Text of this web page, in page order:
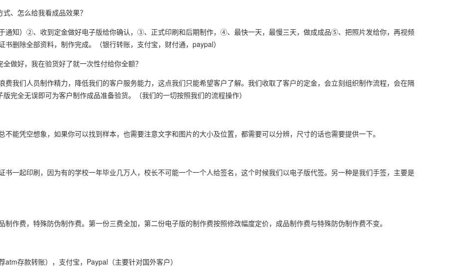
、怎么给我看成品效果？
通知）②、收到定金做好电子版给你确认，③、正式印刷和后期制作，④、最快一天，最慢三天，做成成品⑤、把照片发给你，再视频
删除全部资料，制作完成。（银行转账，支付宝，财付通，paypal）
做好，我在验货好了就一次性付给你全额？
我们人员制作精力，降低我们的客户服务能力，这点我们只能希望客户了解。我们收取了客户的定金，会立刻组织制作流程，会在隔
完全无误即可为客户制作成品准备验货。（我们的一切按照我们的流程操作）
能凭空想象，如果你可以找到样本，也需要注意文字和图片的大小及位置，都需要可以分辨，尺寸的话也需要提供一下。
一起印刷，因为有的学校一年毕业几万人，校长不可能一个一个人给签名，这个时候我们以电子版代签。另一种是我们手签，主要是
作费，特殊防伪制作费。第一份三费全加，第二份电子版的制作费按照修改幅度定价，成品制作费与特殊防伪制作费不变。
存款转账），支付宝，Paypal（主要针对国外客户）